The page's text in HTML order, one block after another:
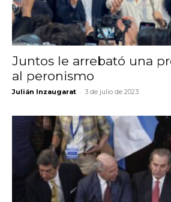
Juntos le arrebató una
al peronismo
Julián Inzaugarat - 3 de julio de 2023